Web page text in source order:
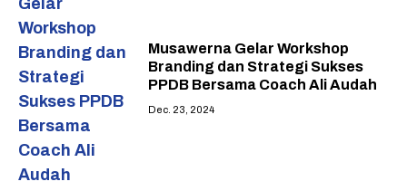
Musawerna Gelar Workshop
Branding dan Strategi Sukses
PPDB Bersama Coach Ali Audah
Dec. 23, 2024